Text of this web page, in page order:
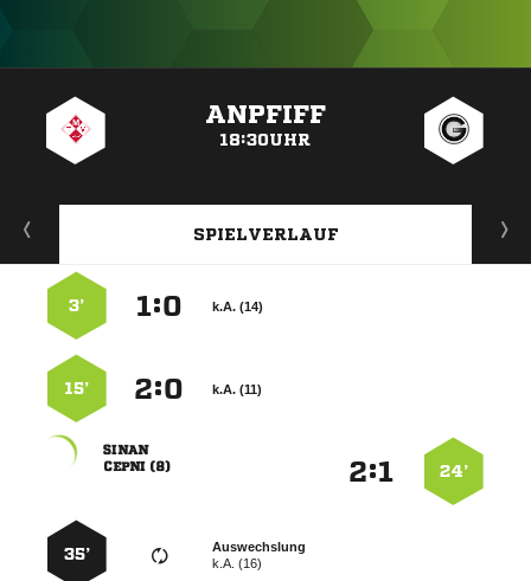
ANPFIFF
18:30UHR
SPIELVERLAUF
k.A. (14)
:
3’
k.A. (11)
:
15’
24’
:

 
Auswechslung
k.A. (16)
35’